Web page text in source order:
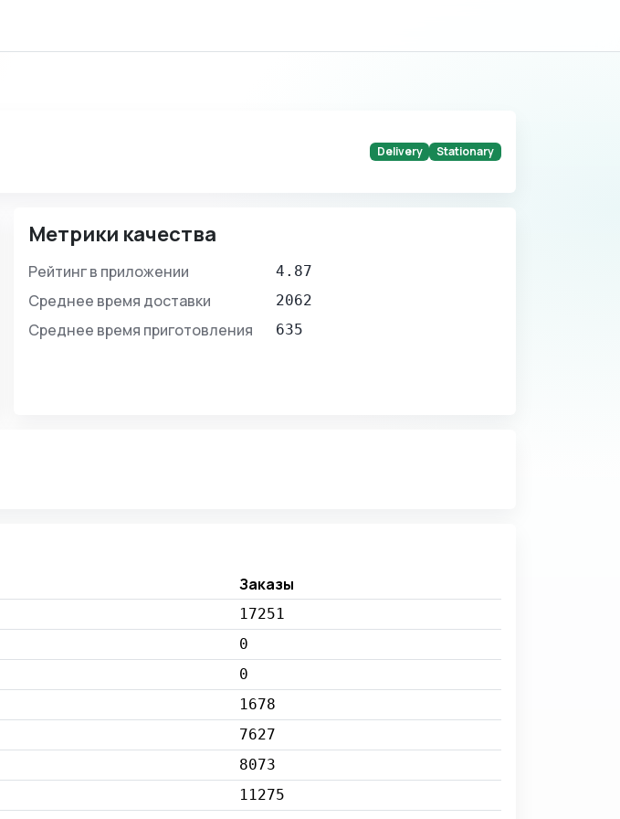
Delivery Stationary
Метрики качества
Рейтинг в приложении 4.87
Среднее время доставки 2062
Среднее время приготовления 635
Заказы
17251
0
0
1678
7627
8073
11275